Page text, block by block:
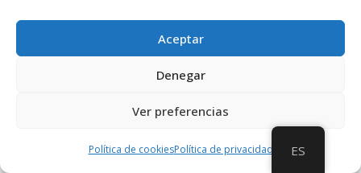
Aceptar
Denegar
Ver preferencias
Política de cookiesPolítica de privacidad ES